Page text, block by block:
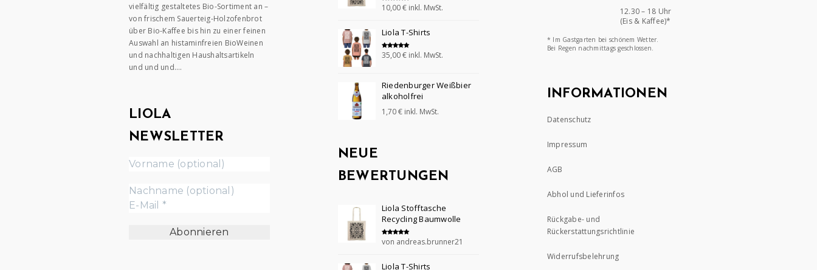
vielfältig gestaltetes Bio-Sortiment an –
von frischem Sauerteig-Holzofenbrot
über Bio-Kaffee bis hin zu einer feinen
Auswahl an histaminfreien BioWeinen
und nachhaltigen Haushaltsartikeln
und und und….
LIOLA
NEWSLETTER
Bewertet mit
5.00
10,00€ inkl. MwSt.
Liola T-Shirts
Bewertet mit
5.00
35,00€ inkl. MwSt.
Riedenburger Weißbier
alkoholfrei
1,70€ inkl. MwSt.
NEUE
BEWERTUNGEN
Liola Stofftasche
Recycling Baumwolle
Bewertet mit
von andreas.brunner21
Liola T-Shirts
12.30 – 18 Uhr
(Eis & Kaffee)*
* Im Gastgarten bei schönem Wetter.
Bei Regen nachmittags geschlossen.
INFORMATIONEN
Datenschutz
Impressum
AGB
Abhol und Lieferinfos
Rückgabe- und
Rückerstattungsrichtlinie
Widerrufsbelehrung